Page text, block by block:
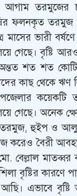
আগাম তরমুজের
ফলনকৃত তরমুজ
মাসের ভারী
গেছে। বৃষ্টি
শত শত
কাছ থেকে ঋণ
কয়েকটি
গেছে। অনেক
হুইপ ও আলু
করেও বৈরী
বেল্লাল
বৃষ্টির
আছি। এভাবে